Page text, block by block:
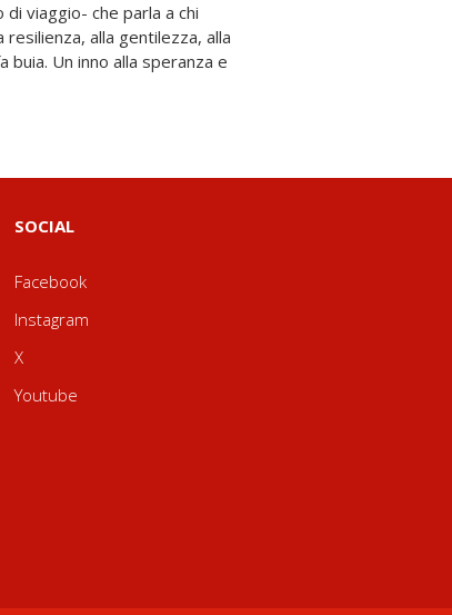
SOCIAL
Facebook
Instagram
X
Youtube